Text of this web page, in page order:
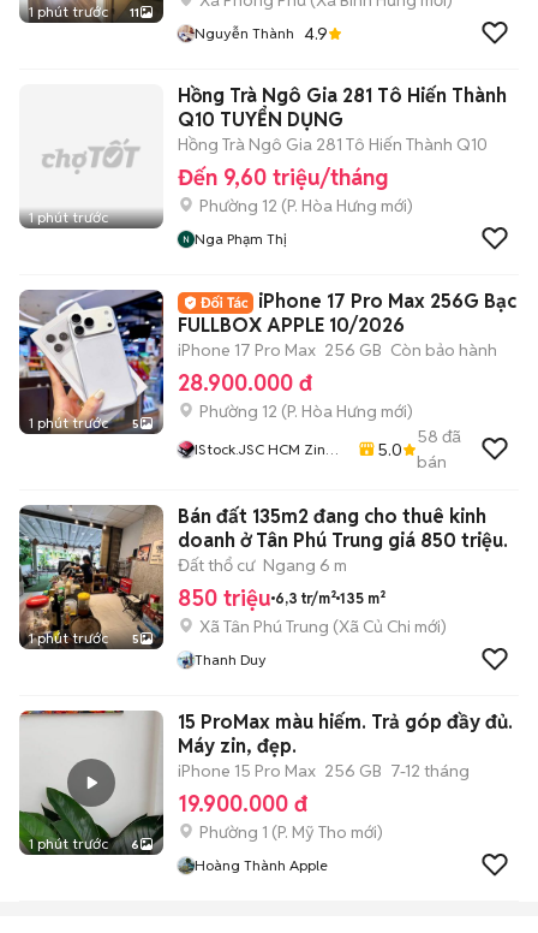
1 phút trước 11
Nguyễn Thành 4.9
1 phút trước
Hồng Trà Ngô Gia 281 Tô Hiến Thành
Q10 TUYỂN DỤNG
Hồng Trà Ngô Gia 281 Tô Hiến Thành Q10
Đến 9,60 triệu/tháng
Phường 12 (P. Hòa Hưng mới)
Nga Phạm Thị
1 phút trước 5
iPhone 17 Pro Max 256G Bạc
FULLBOX APPLE 10/2026
iPhone 17 Pro Max 256 GB Còn bảo hành
28.900.000 đ
Phường 12 (P. Hòa Hưng mới)
IStock.JSC HCM Zin
5.0
58 đã
bán
1 phút trước 5
Bán đất 135m2 đang cho thuê kinh
doanh ở Tân Phú Trung giá 850 triệu.
Đất thổ cư Ngang 6 m
850 triệu 6,3 tr/m² 135 m²
Xã Tân Phú Trung (Xã Củ Chi mới)
Thanh Duy
1 phút trước 6
15 ProMax màu hiếm. Trả góp đầy đủ.
Máy zin, đẹp.
iPhone 15 Pro Max 256 GB 7-12 tháng
19.900.000 đ
Phường 1 (P. Mỹ Tho mới)
Hoàng Thành Apple